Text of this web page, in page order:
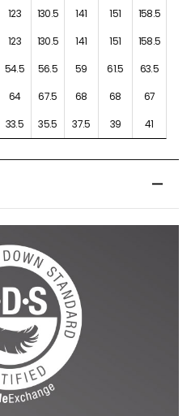
123 130.5 141 151
158.5
123 130.5 141 151
158.5
54.5 56.5 59 61.5
63.5
64 67.5 68 68
67
33.5 35.5 37.5 39 41